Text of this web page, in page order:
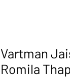
Vartman
Romila